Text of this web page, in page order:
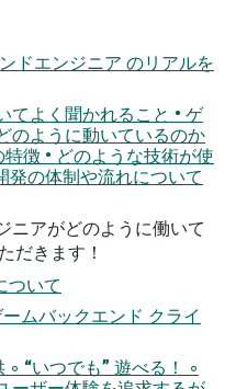
ドエンジニア のリアルを
てよく聞かれること • ゲ
のように動いているのか
徴 • どのような技術が使
発の体制や流れについて
ニアがどのように働いて
だきます！
ついて
ムバックエンド クライ
◦ “いつでも” 遊べる！ ◦